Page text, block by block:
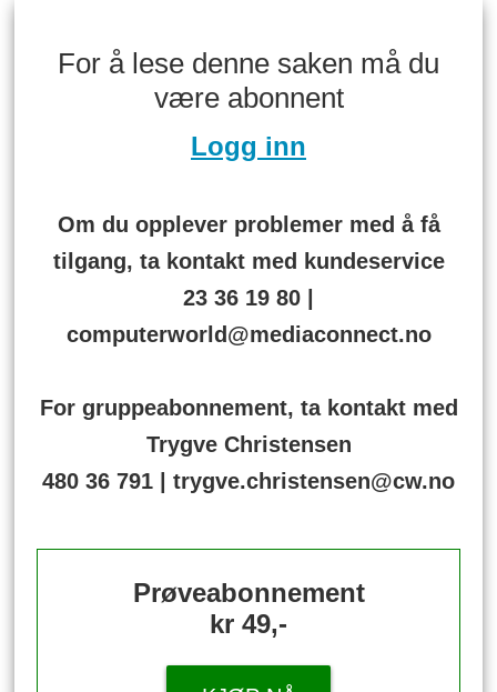
For å lese denne saken må du
være abonnent
Logg inn
Om du opplever problemer med å få
tilgang, ta kontakt med kundeservice
23 36 19 80 |
computerworld@mediaconnect.no
For gruppeabonnement, ta kontakt med
Trygve Christensen
480 36 791 | trygve.christensen@cw.no
Prøveabonnement
kr 49,-